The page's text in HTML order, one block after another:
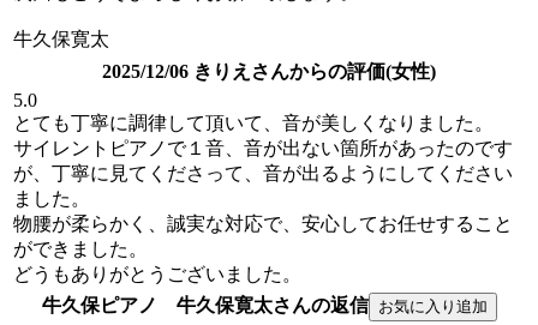
牛久保寛太
2025/12/06 きりえさんからの評価(女性)
5.0
とても丁寧に調律して頂いて、音が美しくなりました。
サイレントピアノで１音、音が出ない箇所があったのです
が、丁寧に見てくださって、音が出るようにしてください
ました。
物腰が柔らかく、誠実な対応で、安心してお任せすること
ができました。
どうもありがとうございました。
牛久保ピアノ 牛久保寛太さんの返信